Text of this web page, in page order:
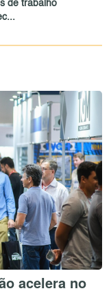
de trabalho
acelera no